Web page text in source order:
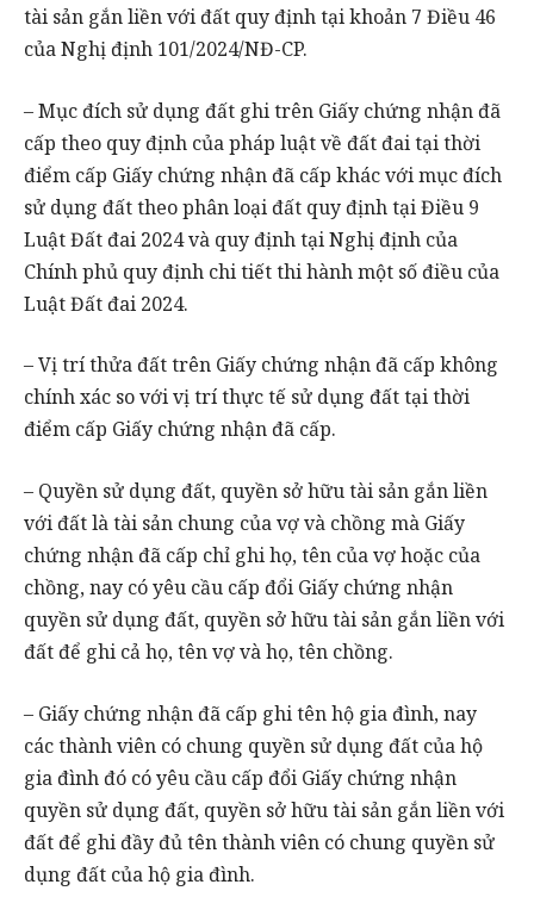
tài sản gắn liền với đất quy định tại khoản 7 Điều 46
của Nghị định 101/2024/NĐ-CP.
– Mục đích sử dụng đất ghi trên Giấy chứng nhận đã
cấp theo quy định của pháp luật về đất đai tại thời
điểm cấp Giấy chứng nhận đã cấp khác với mục đích
sử dụng đất theo phân loại đất quy định tại Điều 9
Luật Đất đai 2024 và quy định tại Nghị định của
Chính phủ quy định chi tiết thi hành một số điều của
Luật Đất đai 2024.
– Vị trí thửa đất trên Giấy chứng nhận đã cấp không
chính xác so với vị trí thực tế sử dụng đất tại thời
điểm cấp Giấy chứng nhận đã cấp.
– Quyền sử dụng đất, quyền sở hữu tài sản gắn liền
với đất là tài sản chung của vợ và chồng mà Giấy
chứng nhận đã cấp chỉ ghi họ, tên của vợ hoặc của
chồng, nay có yêu cầu cấp đổi Giấy chứng nhận
quyền sử dụng đất, quyền sở hữu tài sản gắn liền với
đất để ghi cả họ, tên vợ và họ, tên chồng.
– Giấy chứng nhận đã cấp ghi tên hộ gia đình, nay
các thành viên có chung quyền sử dụng đất của hộ
gia đình đó có yêu cầu cấp đổi Giấy chứng nhận
quyền sử dụng đất, quyền sở hữu tài sản gắn liền với
đất để ghi đầy đủ tên thành viên có chung quyền sử
dụng đất của hộ gia đình.